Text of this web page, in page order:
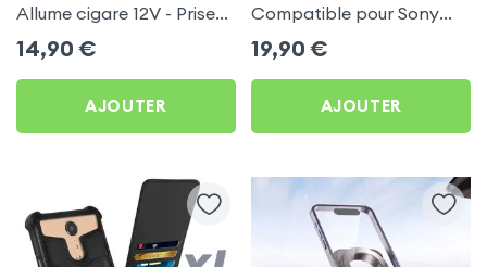
Allume cigare 12V - Prise
220V Noir
14,90 €
AJOUTER
Compatible pour Sony
Xperia XA2
19,90 €
AJOUTER